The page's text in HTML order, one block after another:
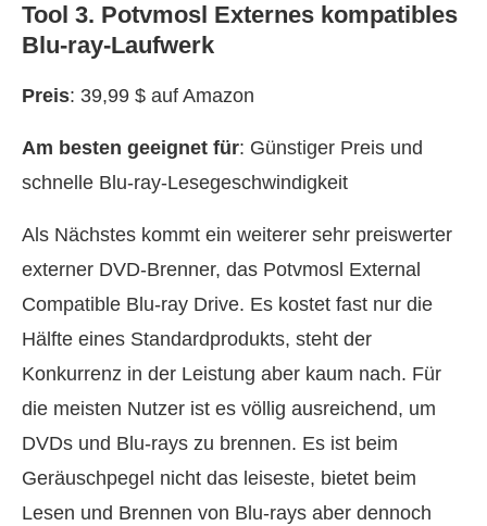
Tool 3. Potvmosl Externes kompatibles
Blu-ray-Laufwerk
Preis: 39,99 $ auf Amazon
Am besten geeignet für: Günstiger Preis und
schnelle Blu-ray-Lesegeschwindigkeit
Als Nächstes kommt ein weiterer sehr preiswerter
externer DVD-Brenner, das Potvmosl External
Compatible Blu-ray Drive. Es kostet fast nur die
Hälfte eines Standardprodukts, steht der
Konkurrenz in der Leistung aber kaum nach. Für
die meisten Nutzer ist es völlig ausreichend, um
DVDs und Blu-rays zu brennen. Es ist beim
Geräuschpegel nicht das leiseste, bietet beim
Lesen und Brennen von Blu-rays aber dennoch